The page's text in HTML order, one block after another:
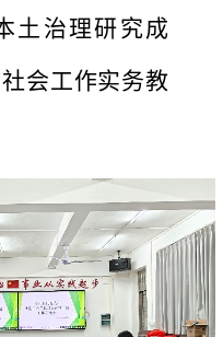
土治理研究成
会工作实务教